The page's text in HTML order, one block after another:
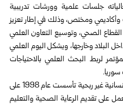
جلسات علمية وورشات تدريبية
من 2500 طبيب ‏وأكاديمي ومختص، وذلك في إطار تعزيز
الصحي، وتوسيع التعاون العلمي
البلاد وخارجها،‏ ويشكل اليوم العلمي
لربط البحث العلمي بالاحتياجات
يذكر أن “سامز” منظمة طبية إنسانية غير ربحية تأسست عام 1998 على
على تقديم الرعاية الصحية والتعليم